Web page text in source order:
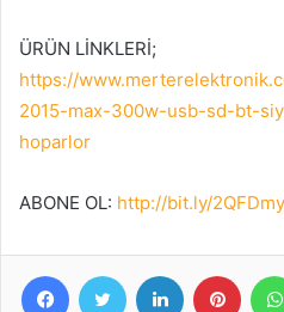
ÜRÜN LİNKLERİ;
https://
2015-max-300w-usb-sd-bt-
hoparlor
ABONE OL: http://bit.ly/
FacebookTwitter LinkedIn